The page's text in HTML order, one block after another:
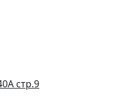
стр.9